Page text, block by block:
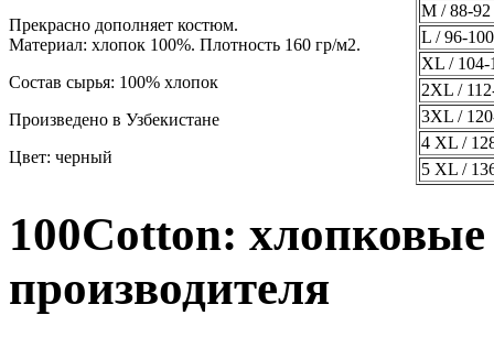
Прекрасно дополняет костюм.
Материал: хлопок 100%. Плотность 160 гр/м2.
Состав сырья: 100% хлопок
Произведено в Узбекистане
Цвет: черный
M / 88-92
L / 96-100
XL / 104-
2XL /
3XL /
4 XL /
5 XL /
100Cotton:
производителя